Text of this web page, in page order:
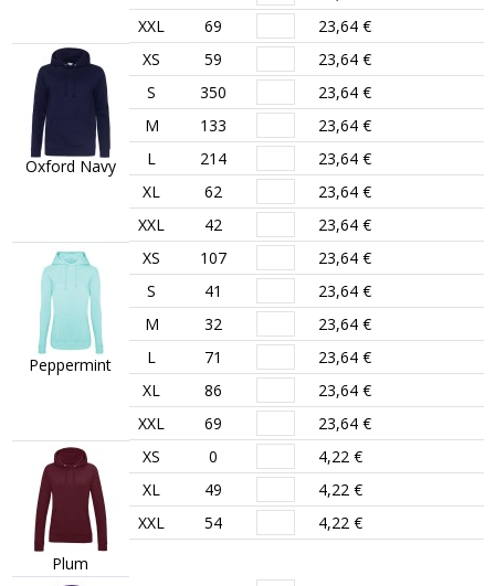
XXL
69 23,64 €
Oxford Navy
XS 59
23,64 €
S
350
23,64 €
M
133
23,64 €
L
214
23,64 €
XL
62
23,64 €
XXL
42 23,64 €
Peppermint
XS 107
23,64 €
S
41
23,64 €
M
32
23,64 €
L
71
23,64 €
XL
86
23,64 €
XXL
69 23,64 €
Plum
XS 0
4,22 €
XL
49
4,22 €
XXL
54 4,22 €